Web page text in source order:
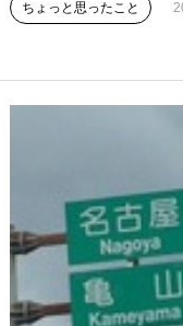
ちょっと思ったこと